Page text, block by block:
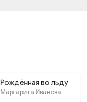
Рождённая во льду
Маргарита Иванова